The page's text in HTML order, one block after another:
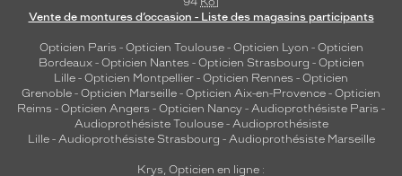
Vente de montures d’occasion - Liste des magasins participants
Opticien Paris - Opticien Toulouse- Opticien Lyon - Opticien
Bordeaux- Opticien Nantes - Opticien Strasbourg - Opticien
Lille - Opticien Montpellier - Opticien Rennes - Opticien
Grenoble - Opticien Marseille - Opticien Aix-en-Provence - Opticien
Reims - Opticien Angers - Opticien Nancy - Audioprothésiste Paris -
Audioprothésiste Toulouse- Audioprothésiste
Lille- Audioprothésiste Strasbourg - Audioprothésiste Marseille
Krys, Opticien en ligne :